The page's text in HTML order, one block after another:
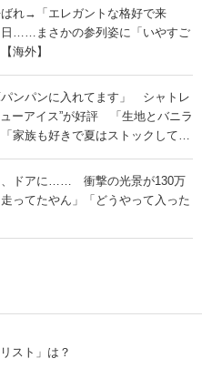
れ→「エレガントな格好で来
日……まさかの参列姿に「いやすご
海外】
パンパンに入れてます」 シャトレ
ーアイス”が好評 「生地とバニラ
家族も好きで夏はストックして
、ドアに…… 衝撃の光景が130万
ってたやん」「どうやって入った
スト」は？